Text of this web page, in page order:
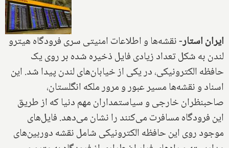
ایران استار-نقشه‌ها و اطلاعات امنیتی سری فرودگاه هیترو
لندن به شکل تعداد زیادی فایل ذخیره شده بر روی یک
حافظه الکترونیکی، در یکی از خیابان‌های لندن پیدا شد. این
اسناد و نقشه‌ها مسیر عبور و مرور ملکه انگلستان،
صاحبنظران خارجی و سیاستمداران مهم دنیا که از طریق
این فرودگاه مسافرت می‌کنند را نشان می‌دهد. فایل‌های
موجود روی این حافظه الکترونیکی شامل نقشه دوربین‌های